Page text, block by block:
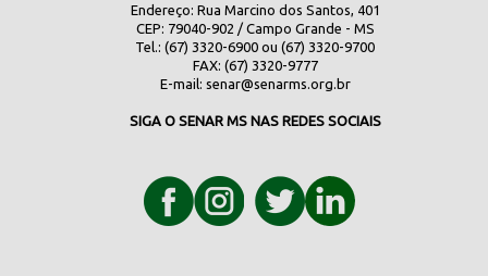
Endereço: Rua Marcino dos Santos, 401
CEP: 79040-902 / Campo Grande - MS
Tel.: (67) 3320-6900 ou (67) 3320-9700
FAX: (67) 3320-9777
E-mail: senar@senarms.org.br
SIGA O SENAR MS NAS REDES SOCIAIS